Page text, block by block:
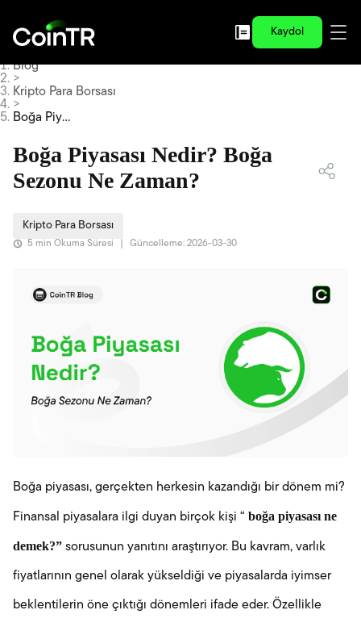
Kaydol
Blog
>
Kripto Para Borsası
>
Boğa Piya
ezonu Ne
Zaman?
Boğa Piyasası Nedir? Boğa
Sezonu Ne Zaman?
Kripto Para Borsası
5 min Okuma Süresi Güncelleme: 2026-03-30
Boğa piyasası, gerçekten herkesin kazandığı bir dönem mi?
Finansal piyasalara ilgi duyan birçok kişi “ boğa piyasası ne
demek?” sorusunun yanıtını araştırıyor. Bu kavram, varlık
fiyatlarının genel olarak yükseldiği ve piyasalarda iyimser
beklentilerin öne çıktığı dönemleri ifade eder. Özellikle